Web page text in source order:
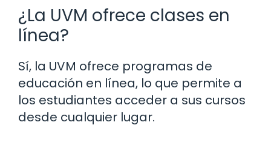
¿La UVM ofrece clases en
línea?
Sí, la UVM ofrece programas de
educación en línea, lo que permite a
los estudiantes acceder a sus cursos
desde cualquier lugar.